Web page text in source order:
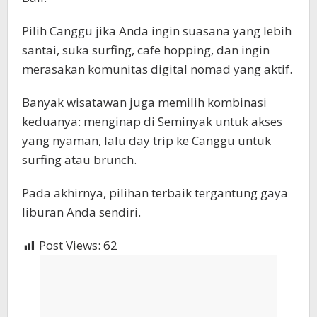
Pilih Canggu jika Anda ingin suasana yang lebih
santai, suka surfing, cafe hopping, dan ingin
merasakan komunitas digital nomad yang aktif.
Banyak wisatawan juga memilih kombinasi
keduanya: menginap di Seminyak untuk akses
yang nyaman, lalu day trip ke Canggu untuk
surfing atau brunch.
Pada akhirnya, pilihan terbaik tergantung gaya
liburan Anda sendiri.
Post Views: 62